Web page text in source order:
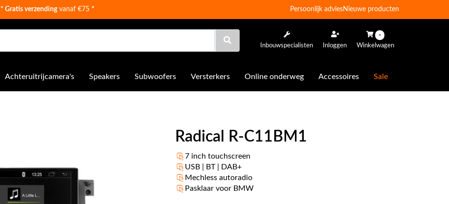
* Gratis verzendingvanaf €75 * Persoonlijk adviesNieuwe producten
Inbouwspecialisten Inloggen
-
Winkelwagen
Achteruitrijcamera's Speakers Subwoofers Versterkers Online onderweg Accessoires Sale
Radical R-C11BM1
7 inch touchscreen
USB | BT | DAB+
Mechless autoradio
Pasklaar voor BMW